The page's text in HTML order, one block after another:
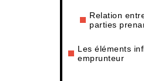
Relation
parties
Les éléments
emprunteur